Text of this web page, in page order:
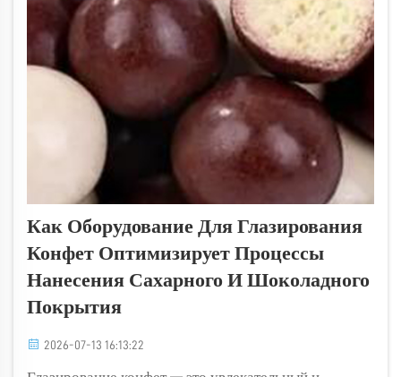
Как Оборудование Для Глазирования
Конфет Оптимизирует Процессы
Нанесения Сахарного И Шоколадного
Покрытия
2026-07-13 16:13:22